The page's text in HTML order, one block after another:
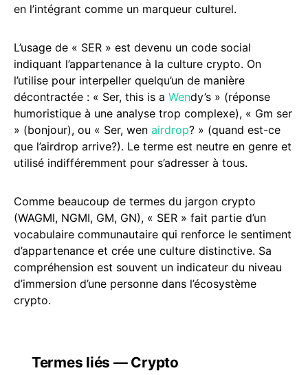
en l’intégrant comme un marqueur culturel.
L’usage de « SER » est devenu un code social
indiquant l’appartenance à la culture crypto. On
l’utilise pour interpeller quelqu’un de manière
décontractée : « Ser, this is a Wendy’s » (réponse
humoristique à une analyse trop complexe), « Gm ser
» (bonjour), ou « Ser, wen airdrop? » (quand est-ce
que l’airdrop arrive?). Le terme est neutre en genre et
utilisé indifféremment pour s’adresser à tous.
Comme beaucoup de termes du jargon crypto
(WAGMI, NGMI, GM, GN), « SER » fait partie d’un
vocabulaire communautaire qui renforce le sentiment
d’appartenance et crée une culture distinctive. Sa
compréhension est souvent un indicateur du niveau
d’immersion d’une personne dans l’écosystème
crypto.
Termes liés — Crypto